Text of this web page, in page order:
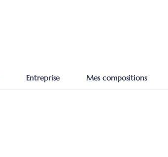
Entreprise Mes compositions